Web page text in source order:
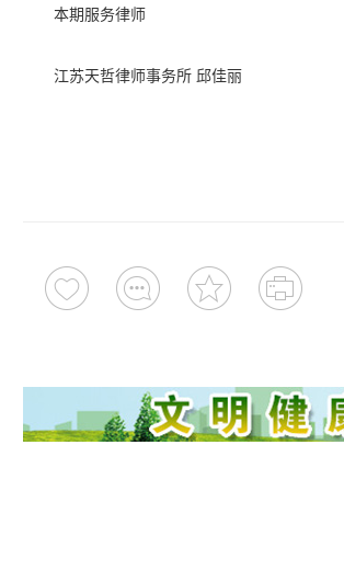
本期服务律师
江苏天哲律师事务所 邱佳丽